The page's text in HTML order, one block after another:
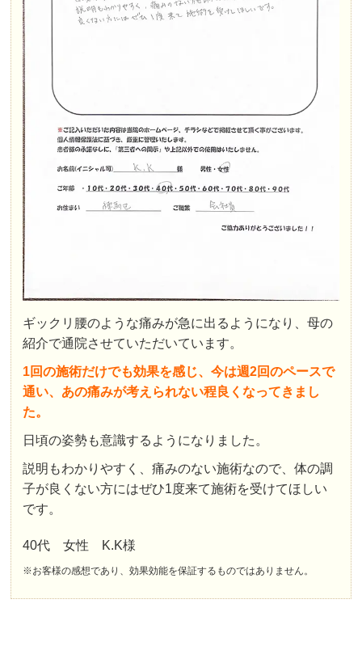
ギックリ腰のような痛みが急に出るようになり、母の
紹介で通院させていただいています。
1回の施術だけでも効果を感じ、今は週2回のペースで
通い、あの痛みが考えられない程良くなってきまし
た。
日頃の姿勢も意識するようになりました。
説明もわかりやすく、痛みのない施術なので、体の調
子が良くない方にはぜひ1度来て施術を受けてほしい
です。
40代 女性 K.K様
※お客様の感想であり、効果効能を保証するものではありません。